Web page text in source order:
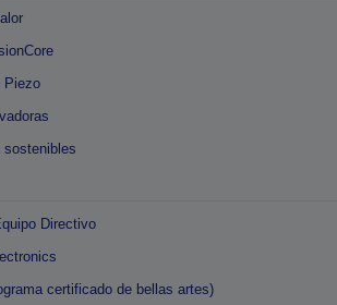
Piezo
Directivo
certificado de bellas artes)